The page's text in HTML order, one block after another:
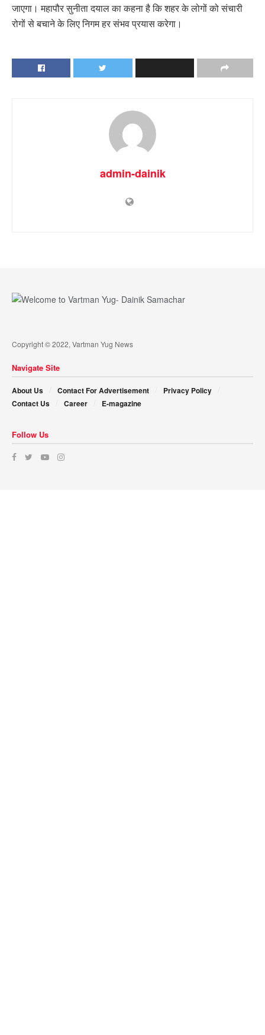
जाएगा। महापौर सुनीता दयाल का कहना है कि शहर के लोगों को संचारी
रोगों से बचाने के लिए निगम हर संभव प्रयास करेगा।
admin-dainik
Copyright © 2022, Vartman Yug News
Navigate Site
About Us Contact For Advertisement
Privacy Policy
Contact Us
Career E-magazine
Follow Us